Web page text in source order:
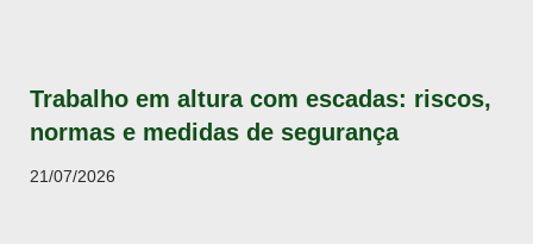
Trabalho em altura com escadas: riscos,
normas e medidas de segurança
21/07/2026